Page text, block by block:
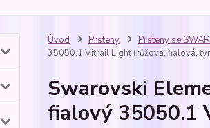
Úvod Prsteny Prsteny se
35050.1 Vitrail Light (růžová, fialová,
Swarovski
fialový 35050.1